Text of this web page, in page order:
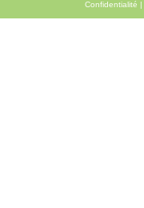
Confidentialité |